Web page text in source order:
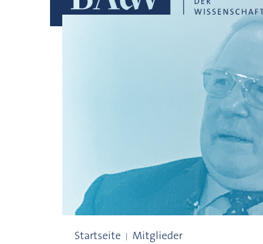
Startseite Mitglieder